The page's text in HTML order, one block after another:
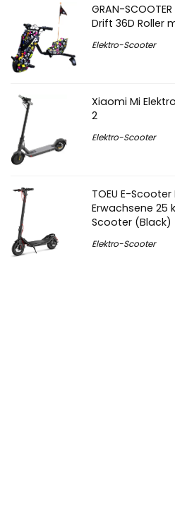
GRAN-
Drift 36D Roller
Elektro-Scooter
Xiaomi Mi
2
Elektro-Scooter
TOEU E-
Erwachsene 25
Scooter (Black)
Elektro-Scooter